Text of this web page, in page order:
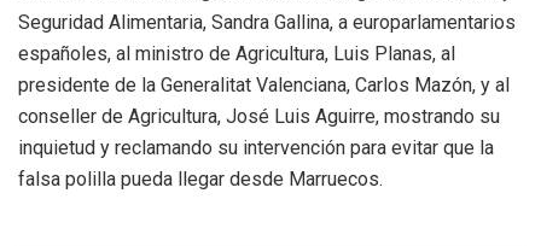
Seguridad Alimentaria, Sandra Gallina, a europarlamentarios
españoles, al ministro de Agricultura, Luis Planas, al
presidente de la Generalitat Valenciana, Carlos Mazón, y al
conseller de Agricultura, José Luis Aguirre, mostrando su
inquietud y reclamando su intervención para evitar que la
falsa polilla pueda llegar desde Marruecos.